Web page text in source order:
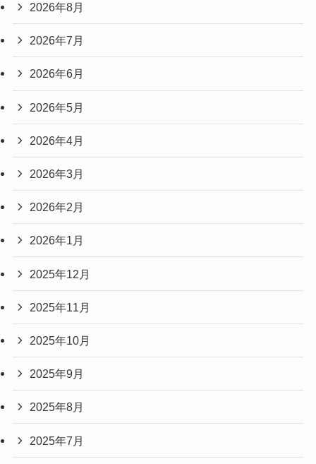
2026年8月
2026年7月
2026年6月
2026年5月
2026年4月
2026年3月
2026年2月
2026年1月
2025年12月
2025年11月
2025年10月
2025年9月
2025年8月
2025年7月